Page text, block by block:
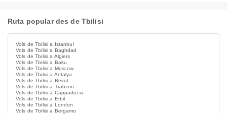
Ruta popular des de Tbilisi
Vols de Tbilisi a Istanbul
Vols de Tbilisi a Baghdad
Vols de Tbilisi a Algiers
Vols de Tbilisi a Baku
Vols de Tbilisi a Moscow
Vols de Tbilisi a Antalya
Vols de Tbilisi a Beirut
Vols de Tbilisi a Trabzon
Vols de Tbilisi a Cappadocia
Vols de Tbilisi a Erbil
Vols de Tbilisi a London
Vols de Tbilisi a Bergamo